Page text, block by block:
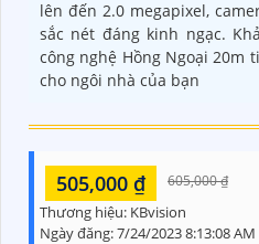
lên đến 2.0 megapixel,
sắc nét đáng kinh ngạc.
công nghệ Hồng Ngoại 20m
cho ngôi nhà của bạn
505,000 ₫ 605,000 ₫
Thương hiệu: KBvision
Ngày đăng:7/24/2023 8:13:08 AM